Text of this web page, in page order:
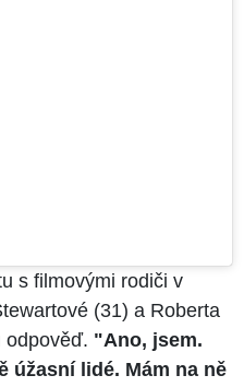
s filmovými rodiči v
(31) a Roberta
odpověď. "Ano, jsem.
úžasní lidé. Mám na ně